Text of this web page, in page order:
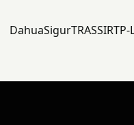
DahuaSigurTRASSIRTP-